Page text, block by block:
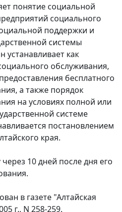
понятие социальной
социального
поддержки и
системы
устанавливает как
обслуживания,
бесплатного
а также порядок
на условиях полной или
системе
постановлением
края.
10 дней после дня его
в газете "Алтайская
г., N 258-259.